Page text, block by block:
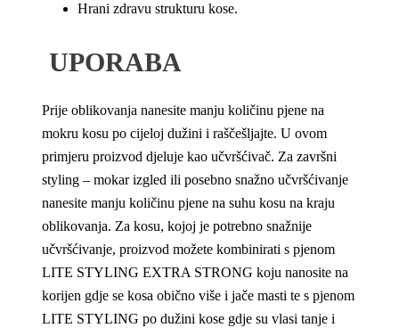
Hrani zdravu strukturu kose.
UPORABA
Prije oblikovanja nanesite manju količinu pjene na
mokru kosu po cijeloj dužini i raščešljajte. U ovom
primjeru proizvod djeluje kao učvršćivač. Za završni
styling – mokar izgled ili posebno snažno učvršćivanje
nanesite manju količinu pjene na suhu kosu na kraju
oblikovanja. Za kosu, kojoj je potrebno snažnije
učvršćivanje, proizvod možete kombinirati s pjenom
LITE STYLING EXTRA STRONG koju nanosite na
korijen gdje se kosa obično više i jače masti te s pjenom
LITE STYLING po dužini kose gdje su vlasi tanje i